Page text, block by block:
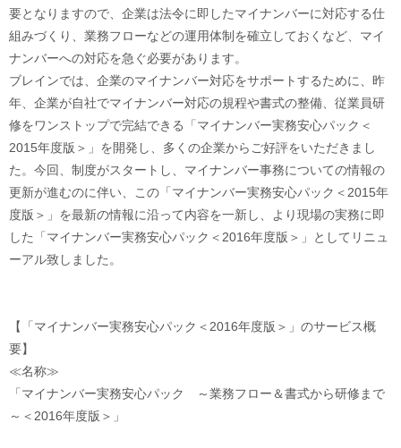
要となりますので、企業は法令に即したマイナンバーに対応する仕
組みづくり、業務フローなどの運用体制を確立しておくなど、マイ
ナンバーへの対応を急ぐ必要があります。
ブレインでは、企業のマイナンバー対応をサポートするために、昨
年、企業が自社でマイナンバー対応の規程や書式の整備、従業員研
修をワンストップで完結できる「マイナンバー実務安心パック＜
2015年度版＞」を開発し、多くの企業からご好評をいただきまし
た。今回、制度がスタートし、マイナンバー事務についての情報の
更新が進むのに伴い、この「マイナンバー実務安心パック＜2015年
度版＞」を最新の情報に沿って内容を一新し、より現場の実務に即
した「マイナンバー実務安心パック＜2016年度版＞」としてリニュ
ーアル致しました。
【「マイナンバー実務安心パック＜2016年度版＞」のサービス概
要】
≪名称≫
「マイナンバー実務安心パック ～業務フロー＆書式から研修まで
～＜2016年度版＞」